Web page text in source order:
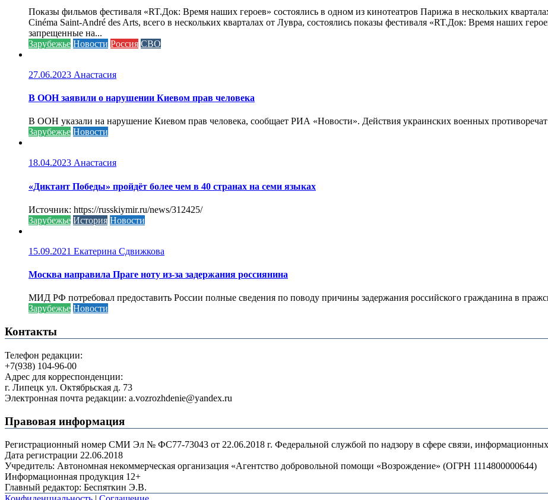
Показы фильмов фестиваля «RT.Док: Время наших героев» состоялись в одном из кинотеатров Парижа в нескольких
Cinéma Saint-André des Arts, всего в нескольких кварталах от Лувра, состоялись показы фестиваля «RT.Док: Время наших
запрещенные на...
Зарубежье Новости Россия СВО
27.06.2023 Анастасия
В ООН заявили о нарушении Киевом прав человека
В ООН указали на нарушение Киевом прав человека, сообщает РИА «Новости». Действия украинских военных противоречат
Зарубежье Новости
18.04.2023 Анастасия
«Диктант Победы» пройдёт более чем в 40 странах на семи языках
Источник: https://russkiymir.ru/news/312425/
Зарубежье История Новости
15.09.2021 Екатерина Сдвижкова
Москва направила Праге ноту из-за задержания россиянина
МИД РФ потребовал предоставить России полные сведения по поводу причины задержания российского гражданина в
Зарубежье Новости
Контакты
Телефон редакции:
+7(938) 104-96-00
Адрес для корреспонденции:
г. Липецк ул. Октябрьская д. 73
Электронная почта редакции: a.vozrozhdenie@yandex.ru
Правовая информация
Регистрационный номер СМИ Эл № ФС77-73043 от 22.06.2018 г. Федеральной службой по надзору в сфере связи,
Дата регистрации 22.06.2018
Учредитель: Автономная некоммерческая организация «Агентство добровольной помощи «Возрождение» (ОГРН 1114800000644)
Информационная продукция 12+
Главный редактор: Беспяткин Э.В.